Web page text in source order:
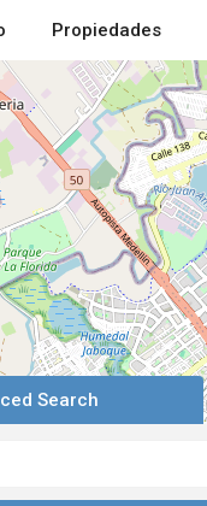
Propiedades
Search